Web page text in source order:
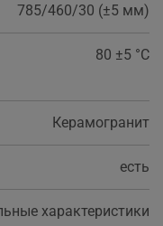
785/460/30 (±5 мм)
80 ±5 °С
Керамогранит
есть
характеристики